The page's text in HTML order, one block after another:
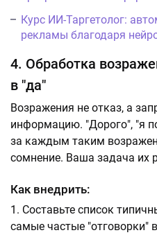
Курс ИИ-Таргетолог:
рекламы благодаря
4. Обработка
в "да"
Возражения не отказ, а
информацию. "Дорого", "я
за каждым таким
сомнение. Ваша задача их
Как внедрить:
Составьте список
самые частые "отговорки"